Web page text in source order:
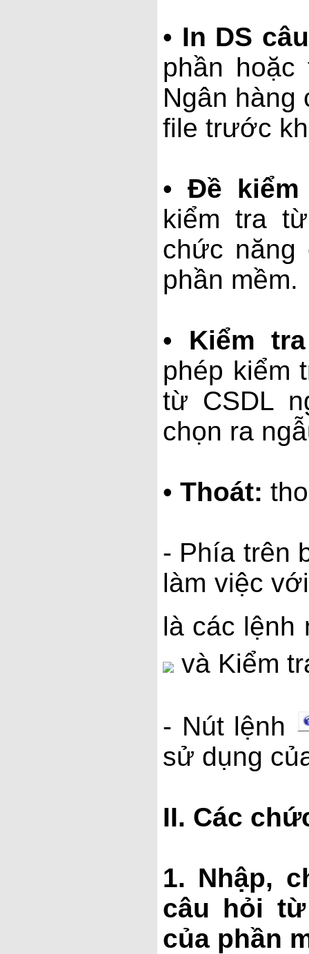
• In DS
phần
Ngân hàng
file trước
• Đề
kiểm tra
chức năng
phần mềm.
• Kiểm
phép kiểm
từ CSDL
chọn ra
• Thoát:
- Phía trên
làm việc
là các lệnh
và Kiểm
- Nút lệnh
sử dụng
II. Các
1. Nhập,
câu hỏi
của phần